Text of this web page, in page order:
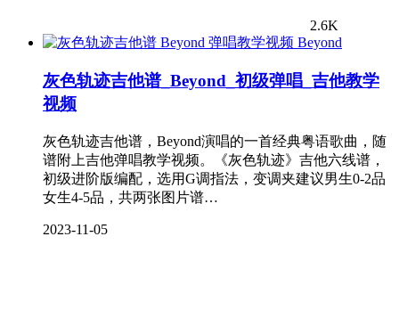
2.6K
Beyond
灰色轨迹吉他谱_Beyond_初级弹唱_吉他教学
视频
灰色轨迹吉他谱，Beyond演唱的一首经典粤语歌曲，随
谱附上吉他弹唱教学视频。《灰色轨迹》吉他六线谱，
初级进阶版编配，选用G调指法，变调夹建议男生0-2品
女生4-5品，共两张图片谱…
2023-11-05